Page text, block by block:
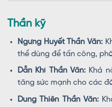
Thần kỹ
Ngưng Huyết Thần Văn:
thể dùng để tấn công,
Dẫn Khí Thần Văn: Khả
tăng sức mạnh cho các
Dung Thiên Thần Văn: